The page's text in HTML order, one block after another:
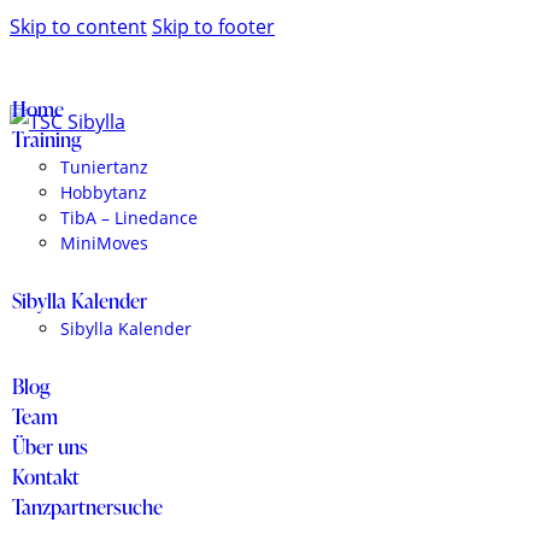
Skip to contentSkip to footer
Home
Training
Tuniertanz
Hobbytanz
TibA – Linedance
MiniMoves
Sibylla Kalender
Sibylla Kalender
Blog
Team
Über uns
Kontakt
Tanzpartnersuche